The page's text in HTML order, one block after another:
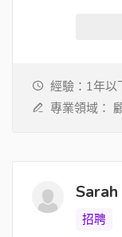
經驗：1年以
專業領域：
Sarah
招聘